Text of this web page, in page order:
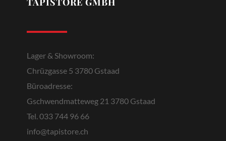
Lager & Showroom:
Chrüzgasse 5 3780 Gstaad
Büroadresse:
Gschwendmatteweg 21 3780 Gstaad
Tel. 033 744 96 66
info@tapistore.ch